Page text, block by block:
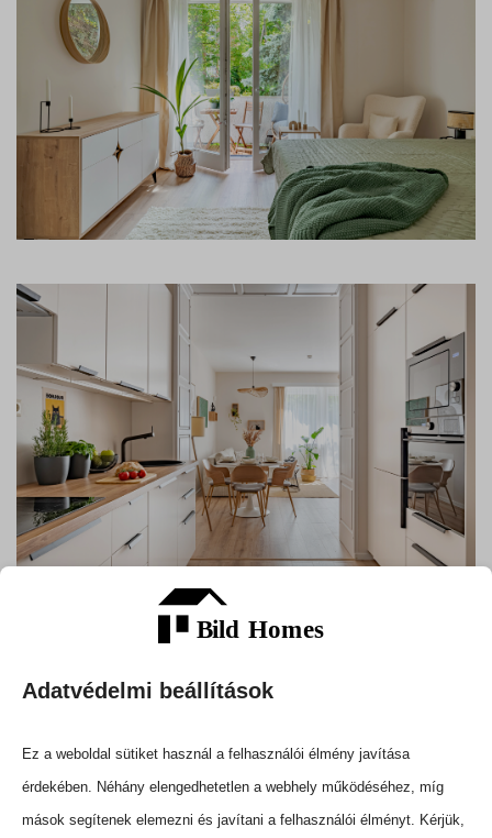
Adatvédelmi beállítások
Ez a weboldal sütiket használ a felhasználói élmény javítása
érdekében. Néhány elengedhetetlen a webhely működéséhez, míg
mások segítenek elemezni és javítani a felhasználói élményt. Kérjük,